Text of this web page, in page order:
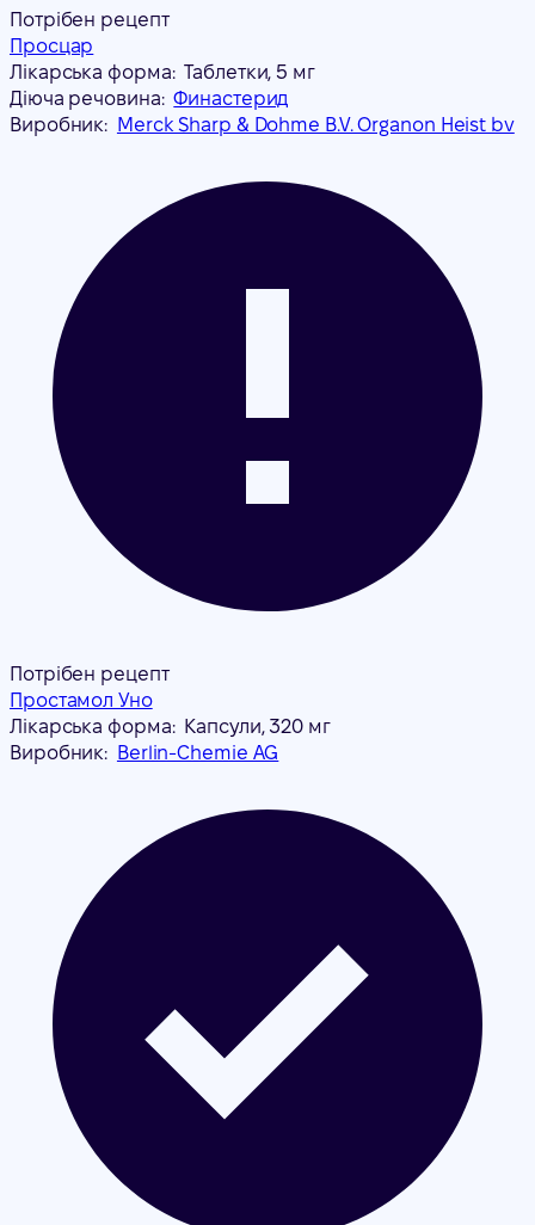
Потрібен рецепт
Просцар
Лікарська форма: Таблетки, 5 мг
Діюча речовина: Финастерид
Виробник: Merck Sharp & Dohme B.V. Organon Heist bv
Потрібен рецепт
Простамол Уно
Лікарська форма: Капсули, 320 мг
Виробник: Berlin-Chemie AG